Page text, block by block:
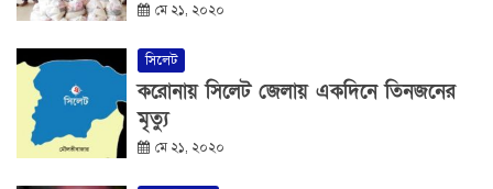
মে ২১, ২০২০
সিলেট
করোনায় সিলেট জেলায় একদিনে তিনজনের
মৃত্যু
মে ২১, ২০২০